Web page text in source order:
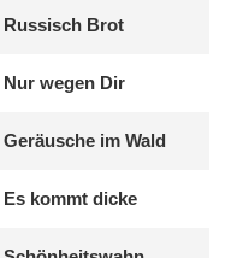
Russisch Brot
Nur wegen Dir
Geräusche im Wald
Es kommt dicke